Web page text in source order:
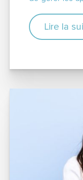
Lire la